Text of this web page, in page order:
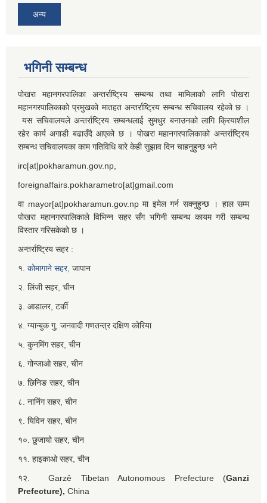
अन्य
भगिनी सम्बन्ध
पोखरा महानगरपालिका अन्तर्राष्ट्रिय सम्बन्ध तथा मामिलाको लागि पोखरा
महानगरपालिकाको प्रमुखको मातहत अन्तर्राष्ट्रिय सम्बन्ध सचिवालय रहेको छ ।
यस सचिवालयले अन्तर्राष्ट्रिय सम्बन्धलाई सुमधुर बनाउनको लागि क्रियाशील
रहेर कार्य अगाडी बढाउँदै आएको छ । पोखरा महानगरपालिकाको अन्तर्राष्ट्रिय
सम्बन्ध सचिवालयका काम गतिविधि बारे केही सुझाव दिन चाहनुहुन्छ भने
irc[at]pokharamun.gov.np,
foreignaffairs.pokharametro[at]gmail.com
वा mayor[at]pokharamun.gov.np मा इमेल गर्न सक्नुहुन्छ । हाल सम्म
पोखरा महानगरपालिकाले विभिन्न सहर सँग भगिनी सम्बन्ध कायम गरी सम्बन्ध
विस्तार गरिसकेको छ ।
अन्तर्राष्ट्रिय सहर :
१. कोमागाने सहर, जापान
२. लिंजी सहर, चीन
३. आडालर, टर्की
४. ग्यान्बुक गु, जनवादी गणतन्त्र दक्षिण कोरिया
५. कुनमिंग सहर, चीन
६. गोन्जाओ सहर, चीन
७. छिनिङ सहर, चीन
८. नानिंग सहर, चीन
९. यिविन सहर, चीन
१०. छुजायो सहर, चीन
११. हाइकाओ सहर, चीन
१२. Garzê Tibetan Autonomous Prefecture (Ganzi
Prefecture), China